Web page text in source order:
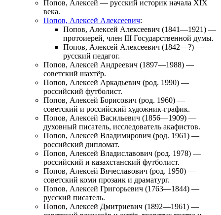
Попов, Алексей — русский историк начала XIX
века.
Попов, Алексей Алексеевич:
Попов, Алексей Алексеевич (1841—1921) —
протоиерей, член III Государственной думы.
Попов, Алексей Алексеевич (1842—?) —
русский педагог.
Попов, Алексей Андреевич (1897—1988) —
советский шахтёр.
Попов, Алексей Аркадьевич (род. 1990) —
российский футболист.
Попов, Алексей Борисович (род. 1960) —
советский и российский художник-график.
Попов, Алексей Васильевич (1856—1909) —
духовный писатель, исследователь акафистов.
Попов, Алексей Владимирович (род. 1961) —
российский дипломат.
Попов, Алексей Владиславович (род. 1978) —
российский и казахстанский футболист.
Попов, Алексей Вячеславович (род. 1950) —
советский коми прозаик и драматург.
Попов, Алексей Григорьевич (1763—1844) —
русский писатель.
Попов, Алексей Дмитриевич (1892—1961) —